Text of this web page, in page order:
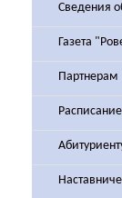
Сведения
Газета
Партнерам
Расписание